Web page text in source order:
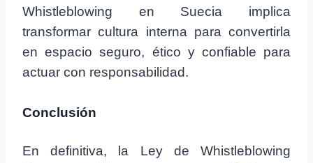
Whistleblowing en Suecia implica
transformar cultura interna para convertirla
en espacio seguro, ético y confiable para
actuar con responsabilidad.
Conclusión
En definitiva, la Ley de Whistleblowing